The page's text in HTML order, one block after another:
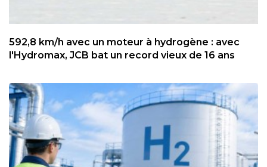
592,8 km/h avec un moteur à hydrogène : avec
l'Hydromax, JCB bat un record vieux de 16 ans